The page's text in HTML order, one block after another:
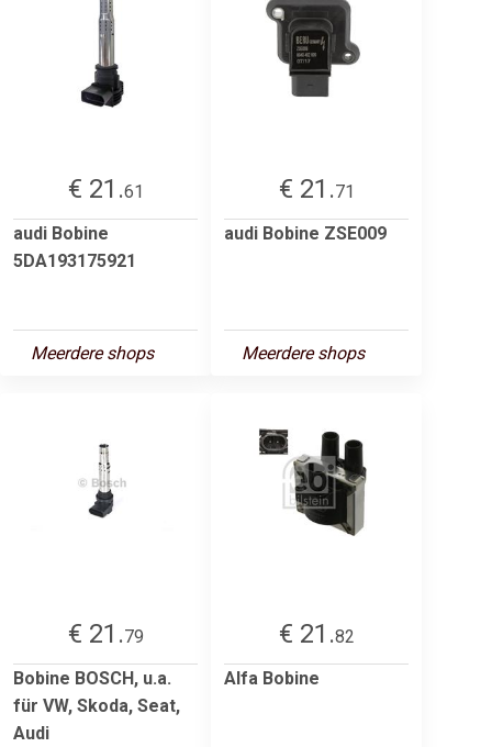
€ 21.61
audi Bobine
5DA193175921
Meerdere shops
€ 21.71
audi Bobine ZSE009
Meerdere shops
€ 21.79
Bobine BOSCH, u.a.
für VW, Skoda, Seat,
Audi
€ 21.82
Alfa Bobine